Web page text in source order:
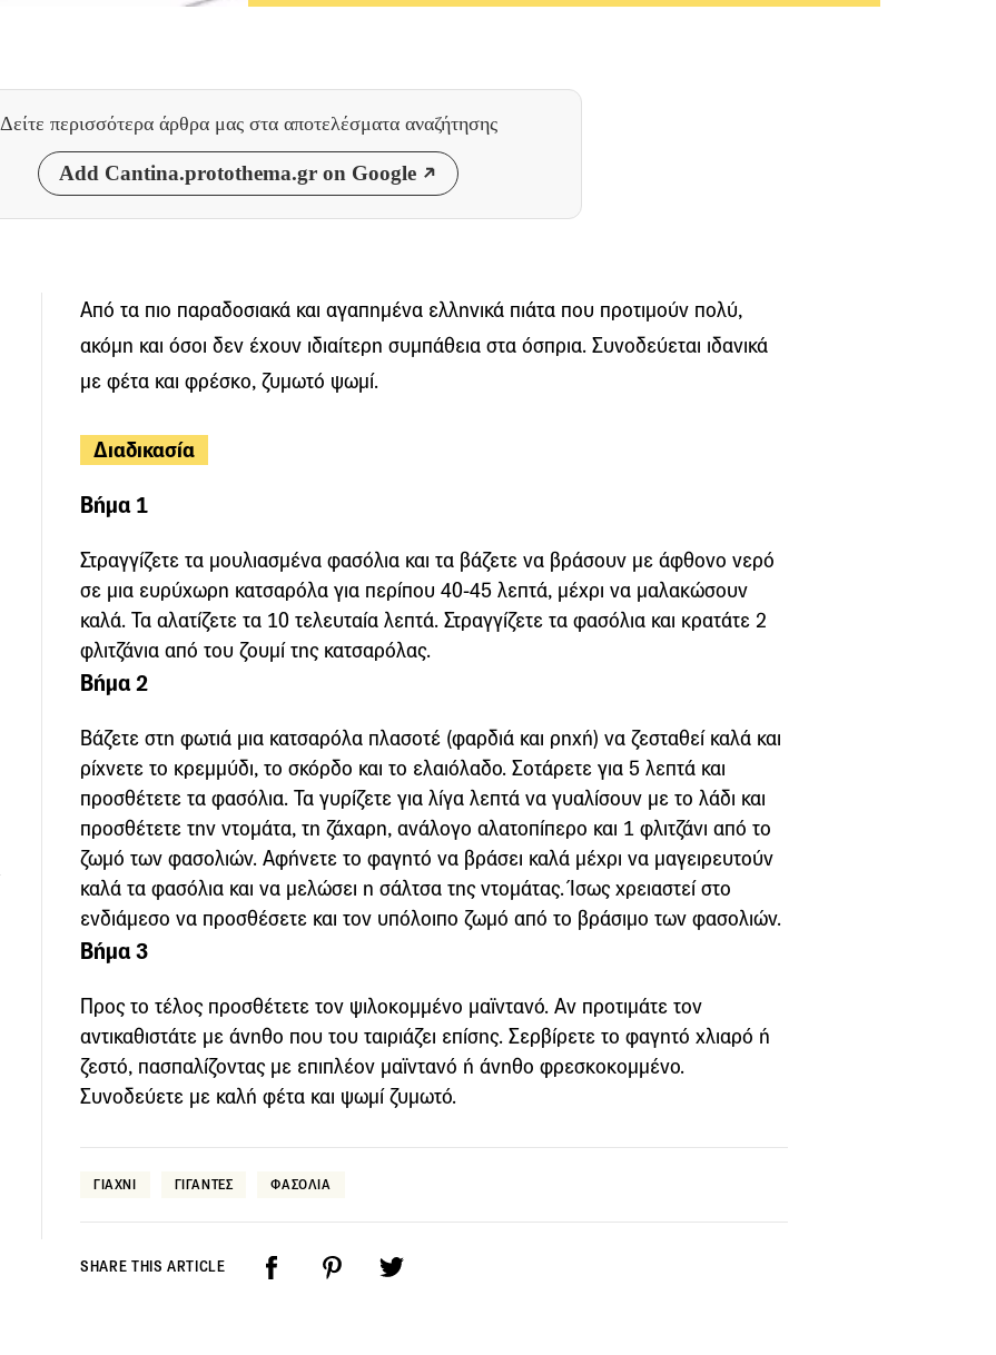
Δείτε περισσότερα άρθρα μας στα αποτελέσματα αναζήτησης
Add Cantina.protothema.gr on Google
Από τα πιο παραδοσιακά και αγαπημένα ελληνικά πιάτα που προτιμούν πολύ,
ακόμη και όσοι δεν έχουν ιδιαίτερη συμπάθεια στα όσπρια. Συνοδεύεται ιδανικά
με φέτα και φρέσκο, ζυμωτό ψωμί.
Διαδικασία
Βήμα 1
Στραγγίζετε τα μουλιασμένα φασόλια και τα βάζετε να βράσουν με άφθονο νερό
σε μια ευρύχωρη κατσαρόλα για περίπου 40-45 λεπτά, μέχρι να μαλακώσουν
καλά. Τα αλατίζετε τα 10 τελευταία λεπτά. Στραγγίζετε τα φασόλια και κρατάτε 2
φλιτζάνια από του ζουμί της κατσαρόλας.
Βήμα 2
Βάζετε στη φωτιά μια κατσαρόλα πλασοτέ (φαρδιά και ρηχή) να ζεσταθεί καλά και
ρίχνετε το κρεμμύδι, το σκόρδο και το ελαιόλαδο. Σοτάρετε για 5 λεπτά και
προσθέτετε τα φασόλια. Τα γυρίζετε για λίγα λεπτά να γυαλίσουν με το λάδι και
προσθέτετε την ντομάτα, τη ζάχαρη, ανάλογο αλατοπίπερο και 1 φλιτζάνι από το
ζωμό των φασολιών. Αφήνετε το φαγητό να βράσει καλά μέχρι να μαγειρευτούν
καλά τα φασόλια και να μελώσει η σάλτσα της ντομάτας. Ίσως χρειαστεί στο
ενδιάμεσο να προσθέσετε και τον υπόλοιπο ζωμό από το βράσιμο των φασολιών.
Βήμα 3
Προς το τέλος προσθέτετε τον ψιλοκομμένο μαϊντανό. Αν προτιμάτε τον
αντικαθιστάτε με άνηθο που του ταιριάζει επίσης. Σερβίρετε το φαγητό χλιαρό ή
ζεστό, πασπαλίζοντας με επιπλέον μαϊντανό ή άνηθο φρεσκοκομμένο.
Συνοδεύετε με καλή φέτα και ψωμί ζυμωτό.
ΓΙΑΧΝΙ ΓΙΓΑΝΤΕΣ ΦΑΣΟΛΙΑ
SHARE THIS ARTICLE